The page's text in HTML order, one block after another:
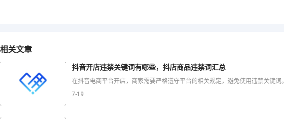
相关文章
抖音开店违禁关键词有哪些，抖店商品违禁词汇总
7-19